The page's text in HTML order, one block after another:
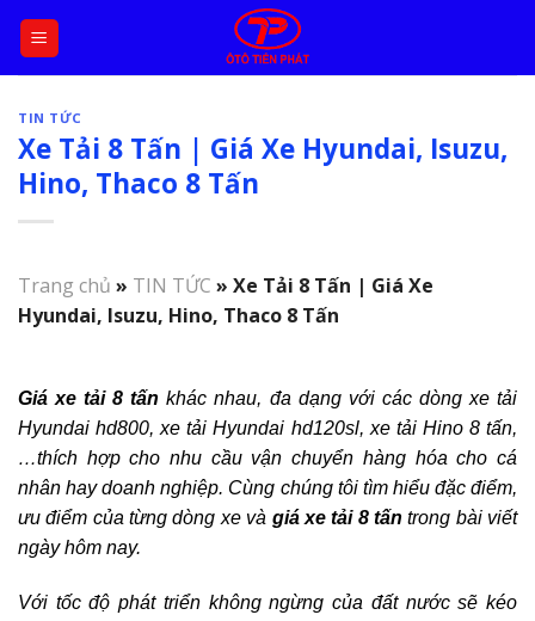
Skip
content
TIN TỨC
Xe Tải 8 Tấn | Giá Xe Hyundai, Isuzu,
Hino, Thaco 8 Tấn
Trang chủ » TIN TỨC » Xe Tải 8 Tấn | Giá Xe
Hyundai, Isuzu, Hino, Thaco 8 Tấn
Giá xe tải 8 tấn khác nhau, đa dạng với các dòng xe tải
Hyundai hd800, xe tải Hyundai hd120sl, xe tải Hino 8 tấn,
…thích hợp cho nhu cầu vận chuyển hàng hóa cho cá
nhân hay doanh nghiệp. Cùng chúng tôi tìm hiểu đặc điểm,
ưu điểm của từng dòng xe và giá xe tải 8 tấn trong bài viết
ngày hôm nay.
Với tốc độ phát triển không ngừng của đất nước sẽ kéo